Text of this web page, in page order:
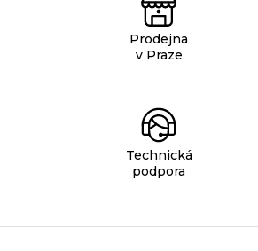
Prodejna
v Praze
Technická
podpora